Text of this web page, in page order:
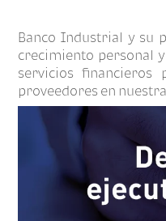
Banco Industrial y su
crecimiento personal
servicios financieros
proveedores en